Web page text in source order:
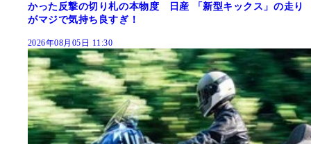
かった反撃の切り札の本物度 日産 「新型キックス」の走り
がマジで気持ち良すぎ！
2026年08月05日 11:30